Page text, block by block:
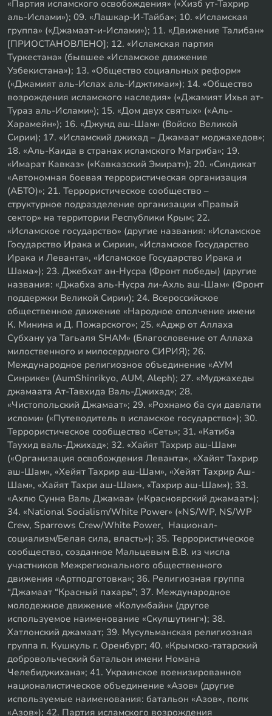
«Партия исламского освобождения» («Хизб ут-Тахрир
аль-Ислами»); 09. «Лашкар-И-Тайба»; 10. «Исламская
группа» («Джамаат-и-Ислами»); 11. «Движение Талибан»
[ПРИОСТАНОВЛЕНО]; 12. «Исламская партия
Туркестана» (бывшее «Исламское движение
Узбекистана»); 13. «Общество социальных реформ»
(«Джамият аль-Ислах аль-Иджтимаи»); 14. «Общество
возрождения исламского наследия» («Джамият Ихья ат-
Тураз аль-Ислами»); 15. «Дом двух святых» («Аль-
Харамейн»); 16. «Джунд аш-Шам» (Войско Великой
Сирии); 17. «Исламский джихад – Джамаат моджахедов»;
18. «Аль-Каида в странах исламского Магриба»; 19.
«Имарат Кавказ» («Кавказский Эмират»); 20. «Синдикат
«Автономная боевая террористическая организация
(АБТО)»; 21. Террористическое сообщество –
структурное подразделение организации «Правый
сектор» на территории Республики Крым; 22.
«Исламское государство» (другие названия: «Исламское
Государство Ирака и Сирии», «Исламское Государство
Ирака и Леванта», «Исламское Государство Ирака и
Шама»); 23. Джебхат ан-Нусра (Фронт победы) (другие
названия: «Джабха аль-Нусра ли-Ахль аш-Шам» (Фронт
поддержки Великой Сирии); 24. Всероссийское
общественное движение «Народное ополчение имени
К. Минина и Д. Пожарского»; 25. «Аджр от Аллаха
Субхану уа Тагьаля SHAM» (Благословение от Аллаха
милоственного и милосердного СИРИЯ); 26.
Международное религиозное объединение «АУМ
Синрике» (AumShinrikyo, AUM, Aleph); 27. «Муджахеды
джамаата Ат-Тавхида Валь-Джихад»; 28.
«Чистопольский Джамаат»; 29. «Рохнамо ба суи давлати
исломи» («Путеводитель в исламское государство»); 30.
Террористическое сообщество «Сеть»; 31. «Катиба
Таухид валь-Джихад»; 32. «Хайят Тахрир аш-Шам»
(«Организация освобождения Леванта», «Хайят Тахрир
аш-Шам», «Хейят Тахрир аш-Шам», «Хейят Тахрир Аш-
Шам», «Хайят Тахри аш-Шам», «Тахрир аш-Шам»); 33.
«Ахлю Сунна Валь Джамаа» («Красноярский джамаат»);
34. «National Socialism/White Power» («NS/WP, NS/WP
Crew, Sparrows Crew/White Power, Национал-
социализм/Белая сила, власть»); 35. Террористическое
сообщество, созданное Мальцевым В.В. из числа
участников Межрегионального общественного
движения «Артподготовка»; 36. Религиозная группа
“Джамаат “Красный пахарь”; 37. Международное
молодежное движение «Колумбайн» (другое
используемое наименование «Скулшутинг»); 38.
Хатлонский джамаат; 39. Мусульманская религиозная
группа п. Кушкуль г. Оренбург; 40. «Крымско-татарский
добровольческий батальон имени Номана
Челебиджихана»; 41. Украинское военизированное
националистическое объединение «Азов» (другие
используемые наименования: батальон «Азов», полк
«Азов»); 42. Партия исламского возрождения